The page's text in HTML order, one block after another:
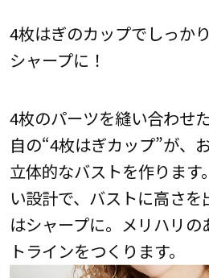
4枚はぎのカップでしっか
シャープに！
4枚のパーツを縫い合わせ
自の“4枚はぎカップ”が、
立体的なバストを作りま
い設計で、バストに高さ
はシャープに。メリハリ
トラインをつくります。